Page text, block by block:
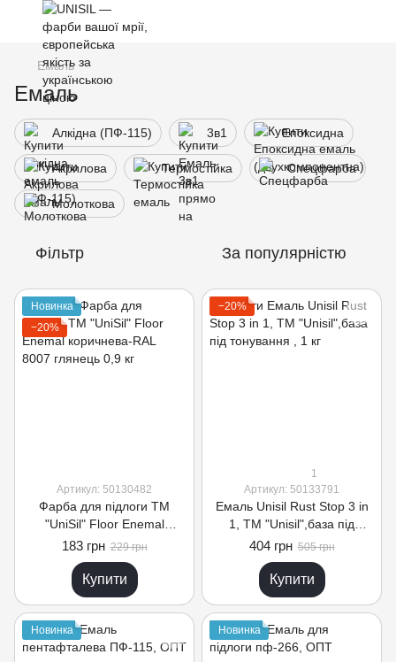
Емаль
Емаль
Алкідна (ПФ-115) 3в1 Епоксидна
Акрилова Термостійка Спецфарба
Молоткова
Фільтр За популярністю
Новинка
−20%
Артикул: 50130482
Фарба для підлоги ТМ
"UniSil" Floor Enemal
коричнева-RAL 8007
глянець 0,9 кг
183 грн 229 грн
Купити
−20%
1
Артикул: 50133791
Емаль Unisil Rust Stop 3 in
1, ТМ "Unisil",база під
тонування , 1 кг
404 грн 505 грн
Купити
Новинка Новинка